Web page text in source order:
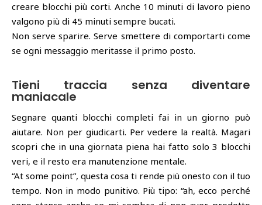
creare blocchi più corti. Anche 10 minuti di lavoro pieno
valgono più di 45 minuti sempre bucati.
Non serve sparire. Serve smettere di comportarti come
se ogni messaggio meritasse il primo posto.
Tieni traccia senza diventare
maniacale
Segnare quanti blocchi completi fai in un giorno può
aiutare. Non per giudicarti. Per vedere la realtà. Magari
scopri che in una giornata piena hai fatto solo 3 blocchi
veri, e il resto era manutenzione mentale.
“At some point”, questa cosa ti rende più onesto con il tuo
tempo. Non in modo punitivo. Più tipo: “ah, ecco perché